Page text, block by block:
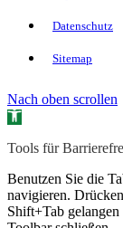
Datenschutz
Sitemap
Nach oben scrollen
Open toolbar
Tools für
Benutzen Sie die
navigieren.
Shift+Tab